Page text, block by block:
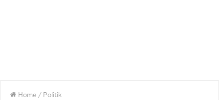
Home / Politik